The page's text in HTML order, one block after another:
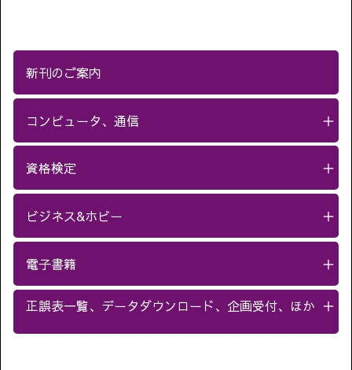
新刊のご案内
コンピュータ、通信 ＋
資格検定 ＋
ビジネス&ホビー ＋
電子書籍 ＋
正誤表一覧、データダウンロード、企画受付、ほか ＋